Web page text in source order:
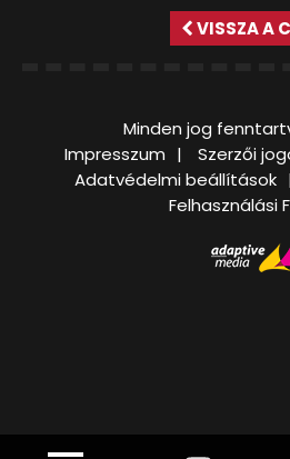
VISSZA A
Minden jog
Impresszum
Szerzői
Adatvédelmi beállítások
Felhasználási